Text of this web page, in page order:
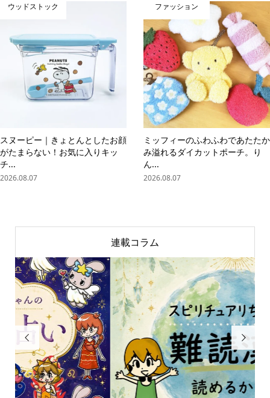
ウッドストック
スヌーピー｜きょとんとしたお顔
がたまらない！お気に入りキッ
チ...
2026.08.07
ファッション
ミッフィーのふわふわであたたか
み溢れるダイカットポーチ。り
ん...
2026.08.07
連載コラム
 